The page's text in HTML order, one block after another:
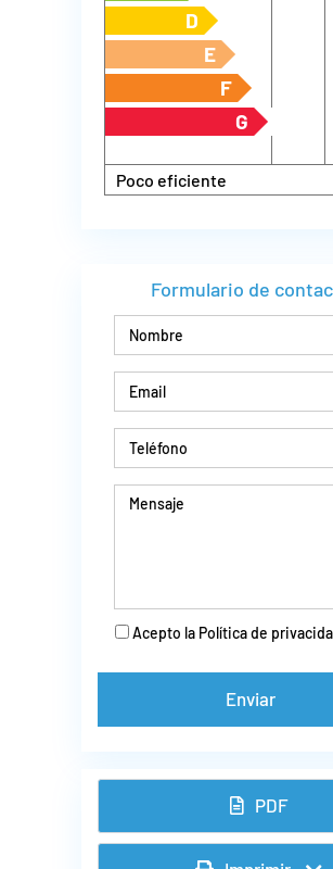
D
E
F
G
Poco eficiente
Formulario de
Acepto la Política de
PDF